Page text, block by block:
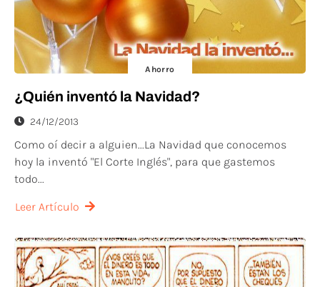
Ahorro
¿Quién inventó la Navidad?
24/12/2013
Como oí decir a alguien...La Navidad que conocemos
hoy la inventó "El Corte Inglés", para que gastemos
todo...
Leer Artículo